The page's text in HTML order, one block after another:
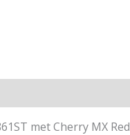
met Cherry MX